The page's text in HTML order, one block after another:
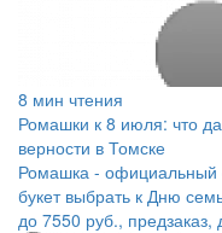
8 мин чтения
Ромашки к 8 июля: что
верности в Томске
Ромашка - официальный
букет выбрать к Дню
до 7550 руб., предзаказ,